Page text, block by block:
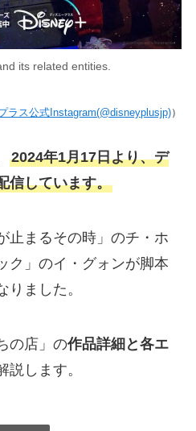
its related entities.
ラス公式Instagram(@disneyplusjp)）
2024年1月17日より、デ
信しています。
止まるその時」のチ・ホ
ク」のイ・グォンが脚本
りました。
の店」の作品詳細と各エ
説します。